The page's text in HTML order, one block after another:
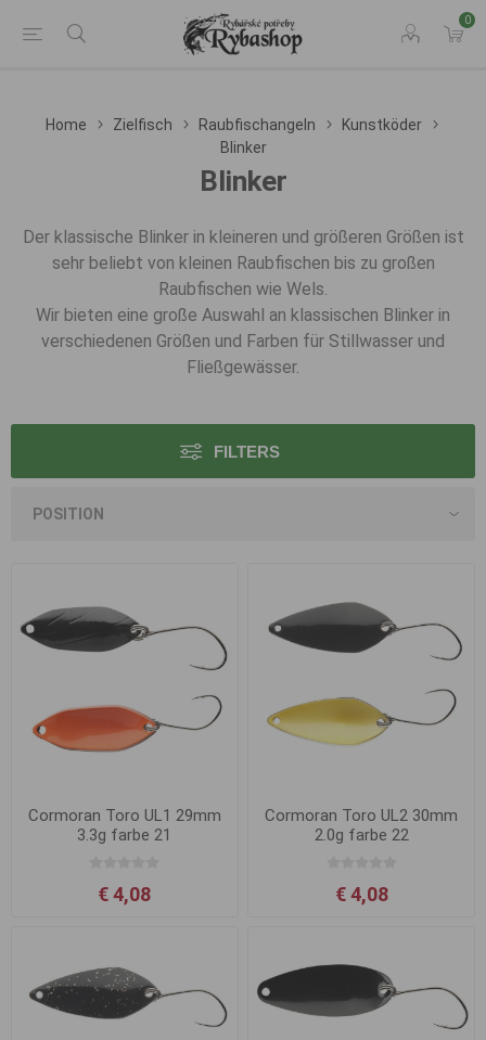
0
Home Zielfisch Raubfischangeln
Kunstköder
Blinker
Blinker
Der klassische Blinker in kleineren und größeren Größen ist
sehr beliebt von kleinen Raubfischen bis zu großen
Raubfischen wie Wels.
Wir bieten eine große Auswahl an klassischen Blinker in
verschiedenen Größen und Farben für Stillwasser und
Fließgewässer.
FILTERS
Cormoran Toro UL1 29mm
3.3g farbe 21
€ 4,08
Cormoran Toro UL2 30mm
2.0g farbe 22
€ 4,08